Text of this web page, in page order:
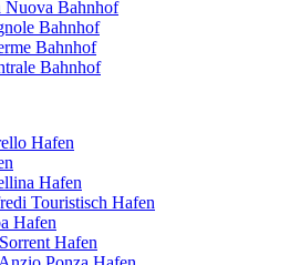
Nuova Bahnhof
Bahnhof
Bahnhof
Bahnhof
Hafen
Hafen
Touristisch Hafen
Hafen
Hafen